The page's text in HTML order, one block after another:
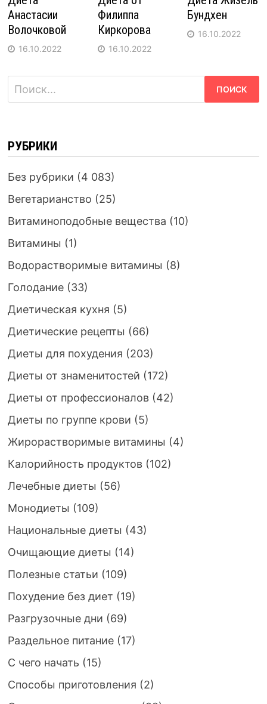
Анастасии
Волочковой
16.10.2022
Филиппа
Киркорова
16.10.2022
Бундхен
16.10.2022
Найти:
РУБРИКИ
Без рубрики (4 083)
Вегетарианство (25)
Витаминоподобные вещества (10)
Витамины (1)
Водорастворимые витамины (8)
Голодание(33)
Диетическая кухня (5)
Диетические рецепты (66)
Диеты для похудения (203)
Диеты от знаменитостей (172)
Диеты от профессионалов(42)
Диеты по группе крови (5)
Жирорастворимые витамины (4)
Калорийность продуктов(102)
Лечебные диеты (56)
Монодиеты (109)
Национальные диеты (43)
Очищающие диеты (14)
Полезные статьи (109)
Похудение без диет (19)
Разгрузочные дни (69)
Раздельное питание(17)
С чего начать (15)
Способы приготовления (2)